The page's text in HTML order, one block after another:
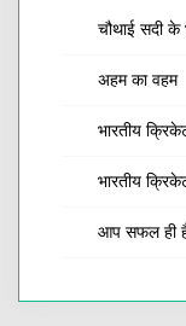
चौथाई सदी के
अहम का वहम
भारतीय
भारतीय
आप सफल ही